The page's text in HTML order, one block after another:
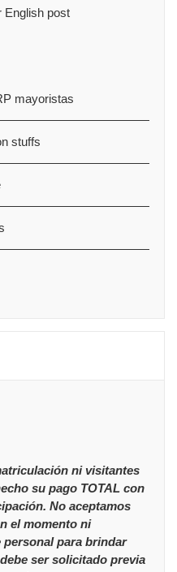
English post
mayoristas
stuffs
ni visitantes
su pago TOTAL con
No aceptamos
el momento ni
personal para brindar
ser solicitado previa